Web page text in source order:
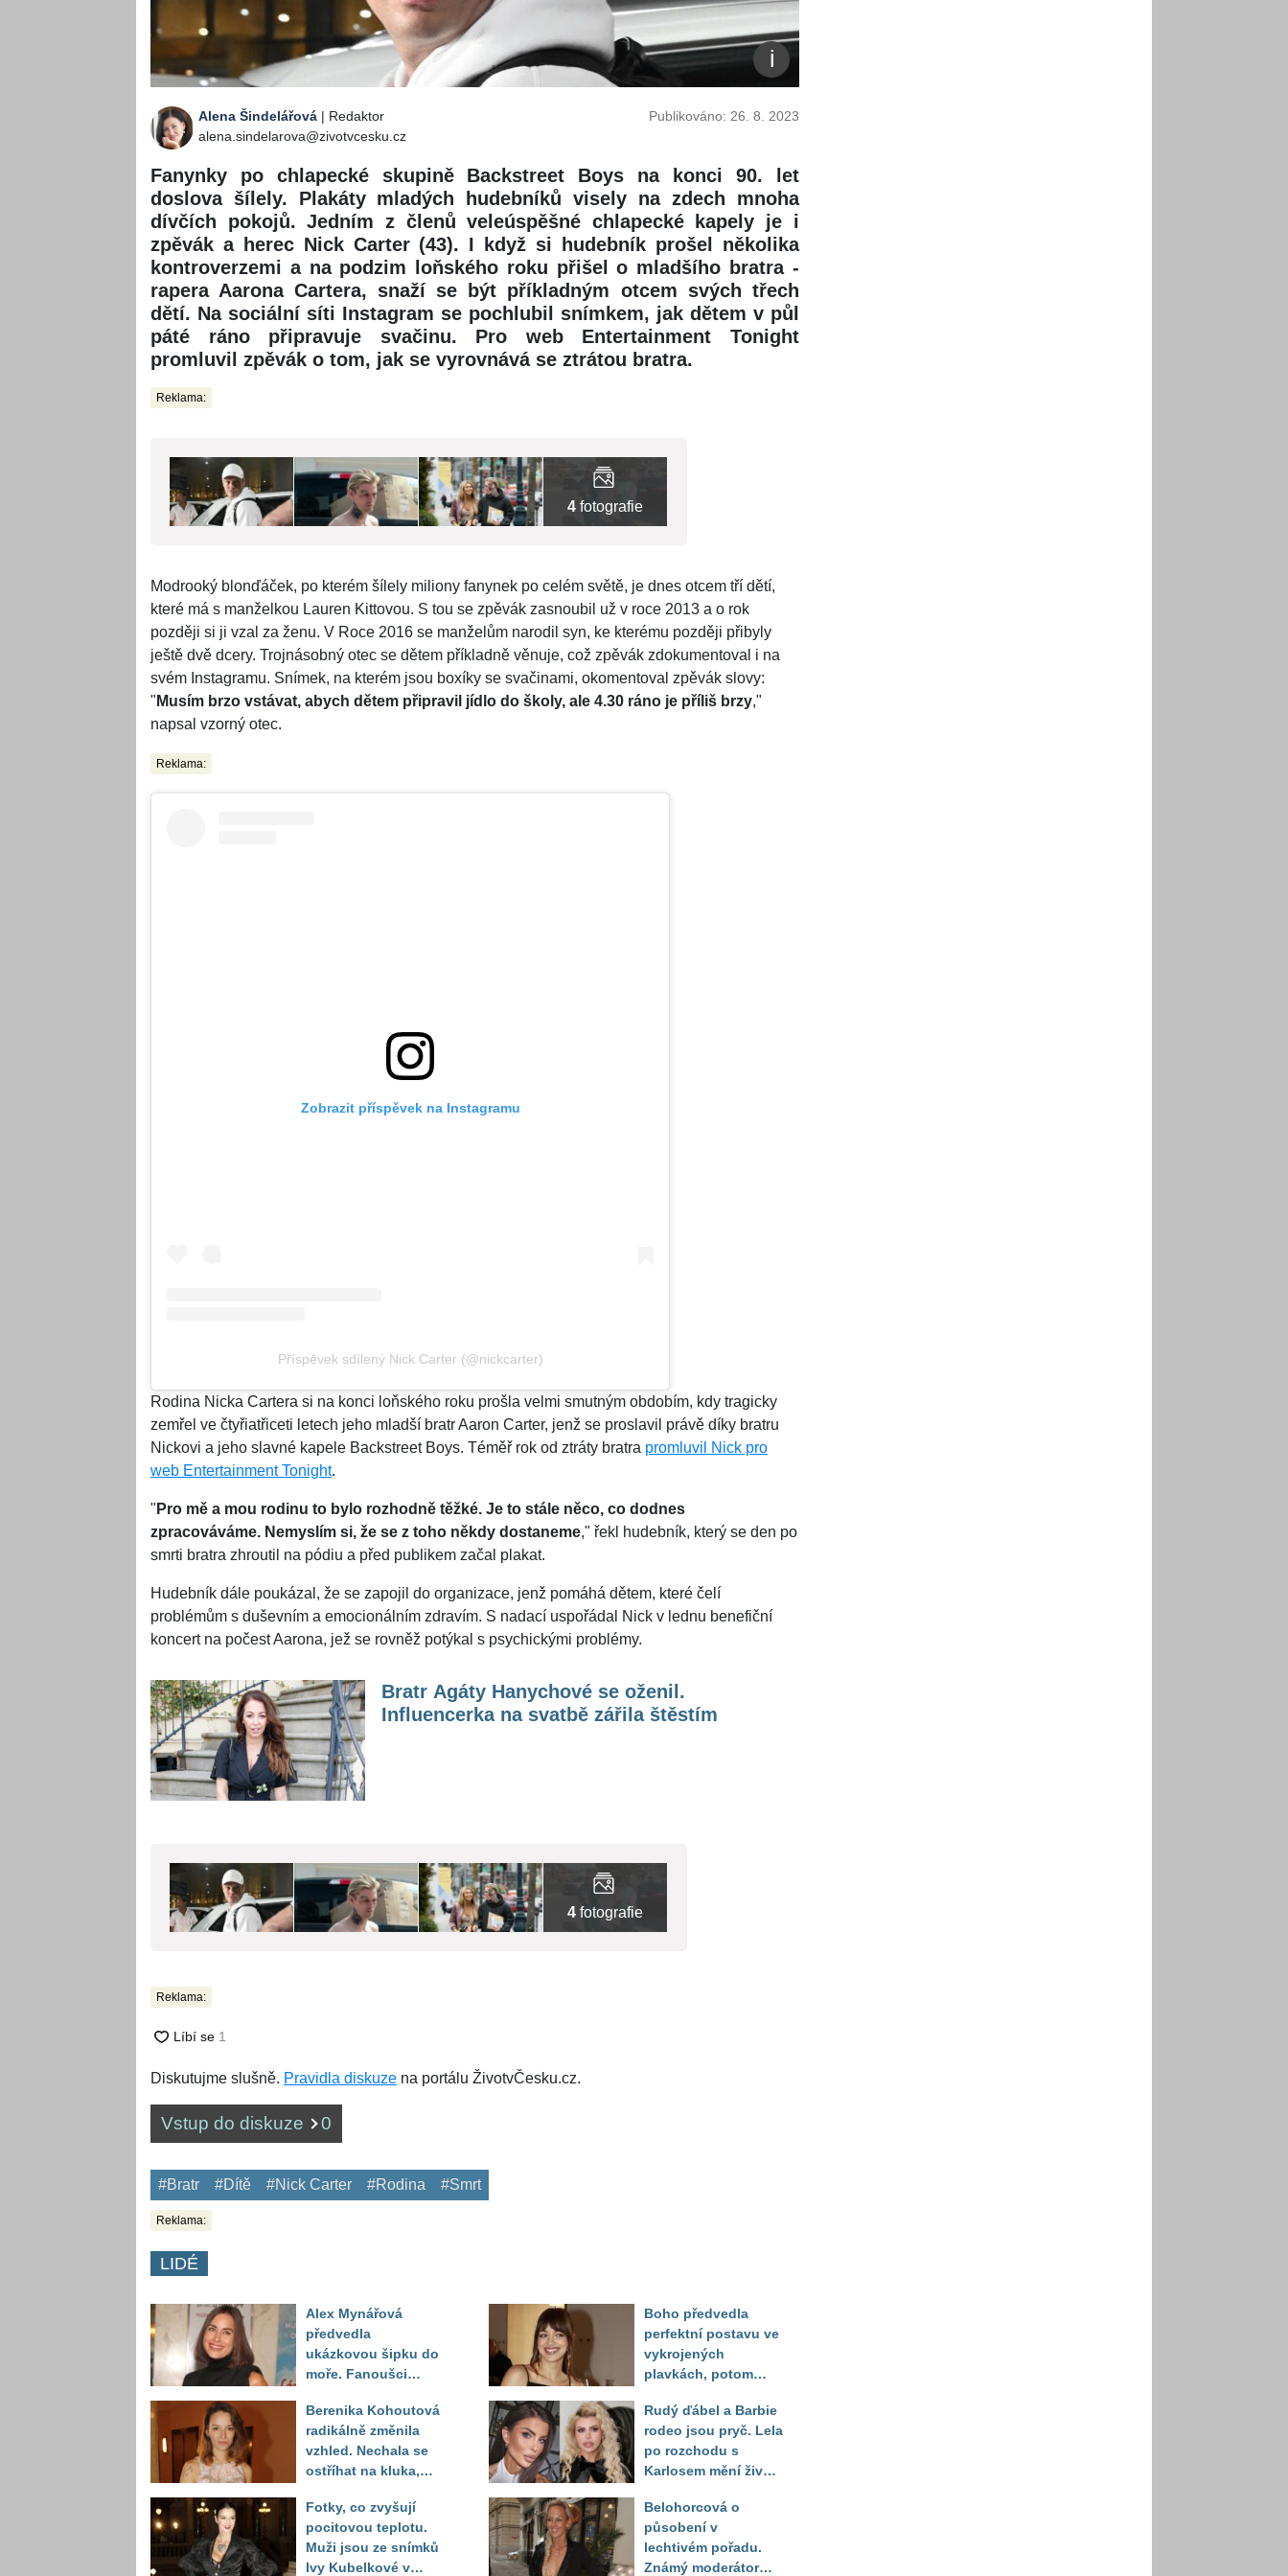
Alena Šindelářová | Redaktor
alena.sindelarova@zivotvcesku.cz
Publikováno: 26. 8. 2023
Fanynky po chlapecké skupině Backstreet Boys na konci 90. let
doslova šílely. Plakáty mladých hudebníků visely na zdech mnoha
dívčích pokojů. Jedním z členů veleúspěšné chlapecké kapely je i
zpěvák a herec Nick Carter (43). I když si hudebník prošel několika
kontroverzemi a na podzim loňského roku přišel o mladšího bratra -
rapera Aarona Cartera, snaží se být příkladným otcem svých třech
dětí. Na sociální síti Instagram se pochlubil snímkem, jak dětem v půl
páté ráno připravuje svačinu. Pro web Entertainment Tonight
promluvil zpěvák o tom, jak se vyrovnává se ztrátou bratra.
Reklama:
4 fotografie
Modrooký blonďáček, po kterém šílely miliony fanynek po celém světě, je dnes otcem tří dětí,
které má s manželkou Lauren Kittovou. S tou se zpěvák zasnoubil už v roce 2013 a o rok
později si ji vzal za ženu. V Roce 2016 se manželům narodil syn, ke kterému později přibyly
ještě dvě dcery. Trojnásobný otec se dětem příkladně věnuje, což zpěvák zdokumentoval i na
svém Instagramu. Snímek, na kterém jsou boxíky se svačinami, okomentoval zpěvák slovy:
" Musím brzo vstávat, abych dětem připravil jídlo do školy, ale 4.30 ráno je příliš brzy,"
napsal vzorný otec.
Reklama:
Zobrazit příspěvek na Instagramu
Příspěvek sdílený Nick Carter (@nickcarter)
Rodina Nicka Cartera si na konci loňského roku prošla velmi smutným obdobím, kdy tragicky
zemřel ve čtyřiatřiceti letech jeho mladší bratr Aaron Carter, jenž se proslavil právě díky bratru
Nickovi a jeho slavné kapele Backstreet Boys. Téměř rok od ztráty bratra promluvil Nick pro
web Entertainment Tonight.
" Pro mě a mou rodinu to bylo rozhodně těžké. Je to stále něco, co dodnes
zpracováváme. Nemyslím si, že se z toho někdy dostaneme," řekl hudebník, který se den po
smrti bratra zhroutil na pódiu a před publikem začal plakat.
Hudebník dále poukázal, že se zapojil do organizace, jenž pomáhá dětem, které čelí
problémům s duševním a emocionálním zdravím. S nadací uspořádal Nick v lednu benefiční
koncert na počest Aarona, jež se rovněž potýkal s psychickými problémy.
Bratr Agáty Hanychové se oženil.
Influencerka na svatbě zářila štěstím
4 fotografie
Reklama:
Diskutujme slušně. Pravidla diskuze na portálu ŽivotvČesku.cz.
Vstup do diskuze 0
#Bratr #Dítě #Nick Carter #Rodina #Smrt
Reklama:
LIDÉ
Alex Mynářová
předvedla
ukázkovou šipku do
moře. Fanoušci
toho vypadá
Berenika Kohoutová
radikálně změnila
vzhled. Nechala se
ostříhat na kluka,
překvapily
Fotky, co zvyšují
pocitovou teplotu.
Muži jsou ze snímků
Ivy Kubelkové v
Boho předvedla
perfektní postavu ve
vykrojených
plavkách, potom
těla
Rudý ďábel a Barbie
rodeo jsou pryč. Lela
po rozchodu s
Karlosem mění život i
Sandeva
Belohorcová o
působení v
lechtivém pořadu.
Známý moderátor